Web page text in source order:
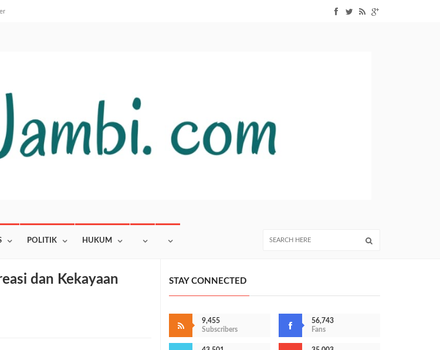
POLITIK HUKUM
dan Kekayaan
STAY CONNECTED
9,455
Subscribers
56,743
Fans